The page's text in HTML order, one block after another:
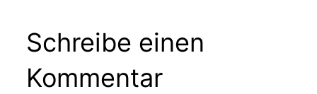
Schreibe einen
Kommentar